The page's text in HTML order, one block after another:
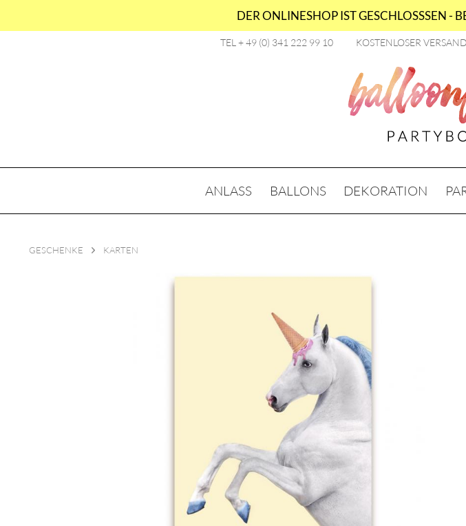
DER ONLINESHOP IST GESCHLOSSSEN -
TEL + 49 (0) 341 222 99 10 KOSTENLOSER
ANLASS BALLONS DEKORATION
GESCHENKE KARTEN